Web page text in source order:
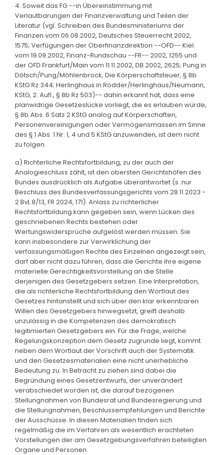
4. Soweit das FG --in Übereinstimmung mit
Verlautbarungen der Finanzverwaltung und Teilen der
Literatur (vgl. Schreiben des Bundesministeriums der
Finanzen vom 06.08.2002, Deutsches Steuerrecht 2002,
1575; Verfügungen der Oberfinanzdirektion --OFD-- Kiel
vom 19.09.2002, Finanz-Rundschau --FR-- 2002, 1255 und
der OFD Frankfurt/Main vom 11.11.2002, DB 2002, 2625; Pung in
Dötsch/Pung/Möhlenbrock, Die Körperschaftsteuer, § 8b
KStG Rz 344; Herlinghaus in Rödder/Herlinghaus/Neumann,
KStG, 2. Aufl., § 8b Rz 503)-- dahin erkannt hat, dass eine
planwidrige Gesetzeslücke vorliegt, die es erlauben würde,
§ 8b Abs. 6 Satz 2 KStG analog auf Körperschaften,
Personenvereinigungen oder Vermögensmassen im Sinne
des § 1 Abs. 1 Nr. 1, 4 und 5 KStG anzuwenden, ist dem nicht
zu folgen.
a) Richterliche Rechtsfortbildung, zu der auch der
Analogieschluss zählt, ist den obersten Gerichtshöfen des
Bundes ausdrücklich als Aufgabe überantwortet (s. nur
Beschluss des Bundesverfassungsgerichts vom 28.11.2023 -
2 BvL 8/13, FR 2024, 171). Anlass zu richterlicher
Rechtsfortbildung kann gegeben sein, wenn Lücken des
geschriebenen Rechts bestehen oder
Wertungswidersprüche aufgelöst werden müssen. Sie
kann insbesondere zur Verwirklichung der
verfassungsmäßigen Rechte des Einzelnen angezeigt sein,
darf aber nicht dazu führen, dass die Gerichte ihre eigene
materielle Gerechtigkeitsvorstellung an die Stelle
derjenigen des Gesetzgebers setzen. Eine Interpretation,
die als richterliche Rechtsfortbildung den Wortlaut des
Gesetzes hintanstellt und sich über den klar erkennbaren
Willen des Gesetzgebers hinwegsetzt, greift deshalb
unzulässig in die Kompetenzen des demokratisch
legitimierten Gesetzgebers ein. Für die Frage, welche
Regelungskonzeption dem Gesetz zugrunde liegt, kommt
neben dem Wortlaut der Vorschrift auch der Systematik
und den Gesetzesmaterialien eine nicht unerhebliche
Bedeutung zu. In Betracht zu ziehen sind dabei die
Begründung eines Gesetzentwurfs, der unverändert
verabschiedet worden ist, die darauf bezogenen
Stellungnahmen von Bundesrat und Bundesregierung und
die Stellungnahmen, Beschlussempfehlungen und Berichte
der Ausschüsse. In diesen Materialien finden sich
regelmäßig die im Verfahren als wesentlich erachteten
Vorstellungen der am Gesetzgebungsverfahren beteiligten
Organe und Personen.